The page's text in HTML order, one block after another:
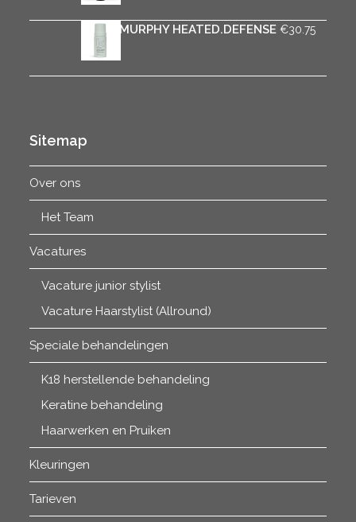
KEVIN.MURPHY HEATED.DEFENSE €30.75
Sitemap
Over ons
Het Team
Vacatures
Vacature junior stylist
Vacature Haarstylist (Allround)
Speciale behandelingen
K18 herstellende behandeling
Keratine behandeling
Haarwerken en Pruiken
Kleuringen
Tarieven